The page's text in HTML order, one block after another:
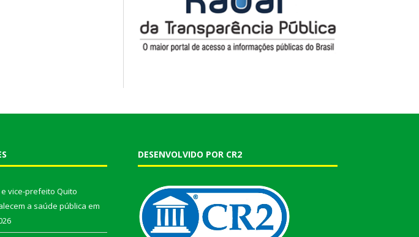
vice-prefeito Quito
a saúde pública em
DESENVOLVIDO POR CR2